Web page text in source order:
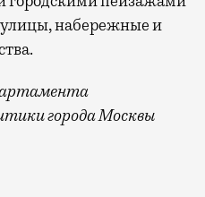
улицы, набережные и
города Москвы
праздник День